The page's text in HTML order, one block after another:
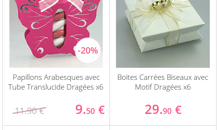
Papillons Arabesques avec
Tube Translucide Dragées x6
11.90 € 9.50 €
Boites Carrées Biseaux avec
Motif Dragées x6
29.90 €